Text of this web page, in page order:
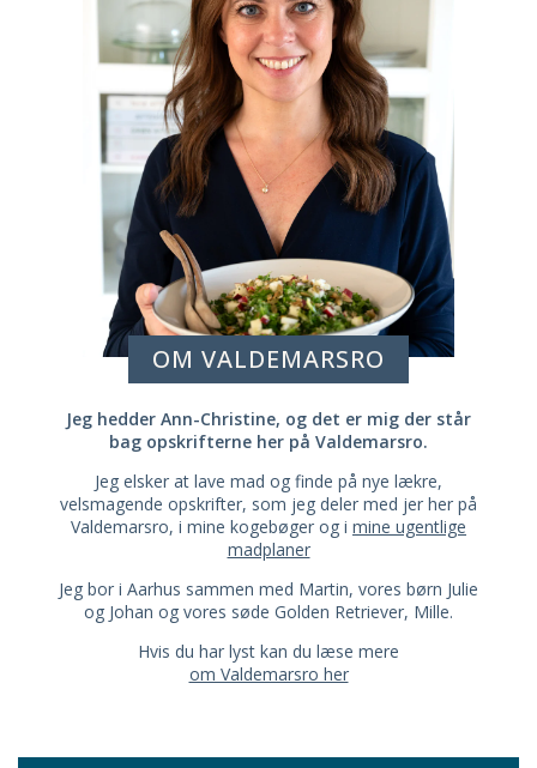
OM VALDEMARSRO
Jeg hedder Ann-Christine, og det er mig der står
bag opskrifterne her på Valdemarsro.
Jeg elsker at lave mad og finde på nye lækre,
velsmagende opskrifter, som jeg deler med jer her på
Valdemarsro, i mine kogebøger og i mine ugentlige
madplaner
Jeg bor i Aarhus sammen med Martin, vores børn Julie
og Johan og vores søde Golden Retriever, Mille.
Hvis du har lyst kan du læse mere
om Valdemarsro her